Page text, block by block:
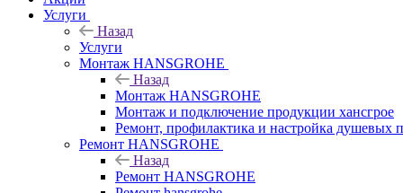
Услуги
Назад
Услуги
Монтаж HANSGROHE
Назад
Монтаж HANSGROHE
Монтаж и подключение продукции хансгрое
Ремонт, профилактика и настройка душевых
Ремонт HANSGROHE
Назад
Ремонт HANSGROHE